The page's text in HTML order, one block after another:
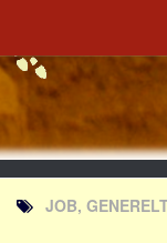
Portal
Udvandrerne.dk
Utvandrerne.no
Utvandrarna.se
Tyskland.dk
JOB,